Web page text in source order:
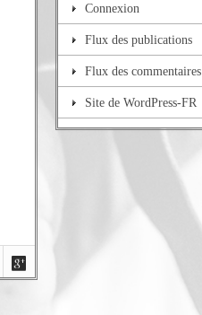
Connexion
Flux des publications
Flux des commentaires
Site de WordPress-FR